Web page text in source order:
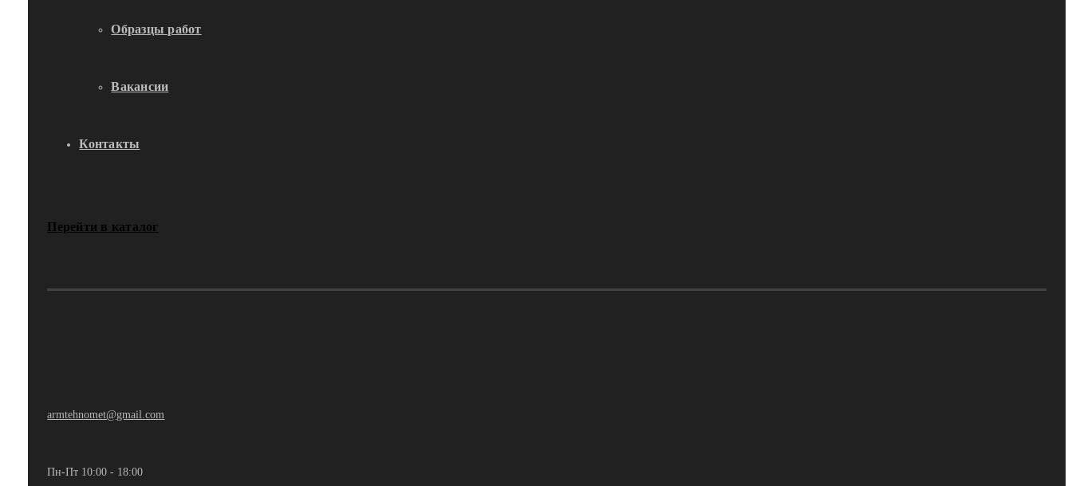
Образцы работ
Вакансии
Контакты
Перейти в каталог
armtehnomet@gmail.com
Пн-Пт 10:00 - 18:00